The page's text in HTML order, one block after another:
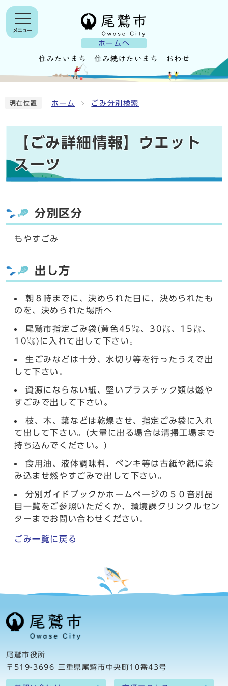
ホームへ
メニュー
現在位置 ホーム ごみ分別検索
【ごみ詳細情報】ウエット
スーツ
分別区分
もやすごみ
出し方
朝８時までに、決められた日に、決められたも
のを、決められた場所へ
尾鷲市指定ごみ袋(黄色45㍑、30㍑、15㍑、
10㍑)に入れて出して下さい。
生ごみなどは十分、水切り等を行ったうえで出
して下さい。
資源にならない紙、堅いプラスチック類は燃や
すごみで出して下さい。
枝、木、葉などは乾燥させ、指定ごみ袋に入れ
て出して下さい。(大量に出る場合は清掃工場まで
持ち込んでください。)
食用油、液体調味料、ペンキ等は古紙や紙に染
み込ませ燃やすごみで出して下さい。
分別ガイドブックかホームページの５０音別品
目一覧をご参照いただくか、環境課クリンクルセン
ターまでお問い合わせください。
ごみ一覧に戻る
尾鷲市役所
〒519-3696 三重県尾鷲市中央町10番43号